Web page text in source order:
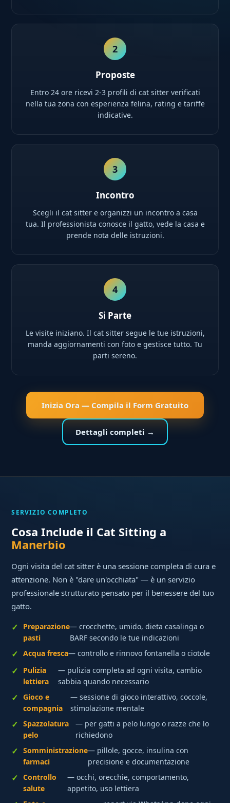
2
Proposte
Entro 24 ore ricevi 2-3 profili di cat sitter verificati
nella tua zona con esperienza felina, rating e tariffe
indicative.
3
Incontro
Scegli il cat sitter e organizzi un incontro a casa
tua. Il professionista conosce il gatto, vede la casa e
prende nota delle istruzioni.
4
Si Parte
Le visite iniziano. Il cat sitter segue le tue istruzioni,
manda aggiornamenti con foto e gestisce tutto. Tu
parti sereno.
Inizia Ora — Compila il Form Gratuito
Dettagli completi →
SERVIZIO COMPLETO
Cosa Include il Cat Sitting a
Manerbio
Ogni visita del cat sitter è una sessione completa di cura e
attenzione. Non è "dare un'occhiata" — è un servizio
professionale strutturato pensato per il benessere del tuo
gatto.
Preparazione
pasti
— crocchette, umido, dieta casalinga o
BARF secondo le tue indicazioni
Acqua fresca— controllo e rinnovo fontanella o ciotole
Pulizia
lettiera
— pulizia completa ad ogni visita, cambio
sabbia quando necessario
Gioco e
compagnia
— sessione di gioco interattivo, coccole,
stimolazione mentale
Spazzolatura
pelo
— per gatti a pelo lungo o razze che lo
richiedono
Somministrazione
farmaci
— pillole, gocce, insulina con
precisione e documentazione
Controllo
salute
— occhi, orecchie, comportamento,
appetito, uso lettiera